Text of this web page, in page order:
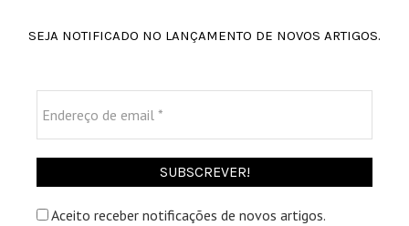
SEJA NOTIFICADO NO LANÇAMENTO DE NOVOS ARTIGOS.
de
email
*
Aceito receber notificações de novos artigos.